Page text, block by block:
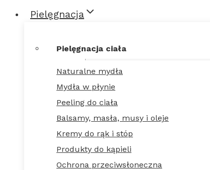
Pielęgnacja
Pielęgnacja ciała
Naturalne mydła
Mydła w płynie
Peeling do ciała
Balsamy, masła, musy i oleje
Kremy do rąk i stóp
Produkty do kąpieli
Ochrona przeciwsłoneczna